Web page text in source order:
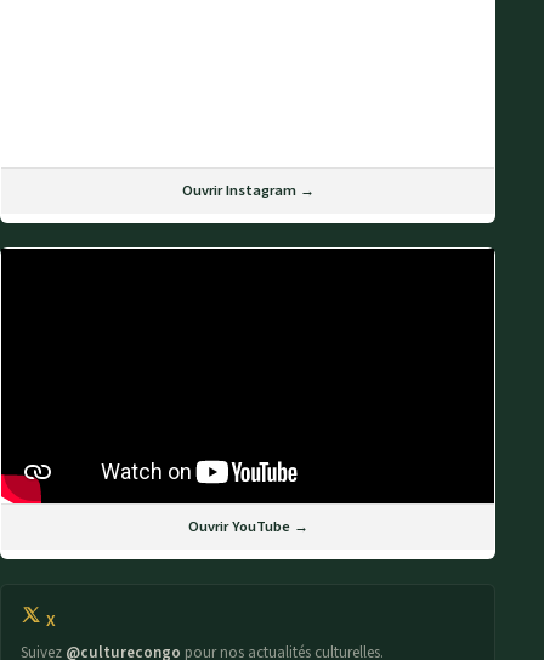
Ouvrir Instagram →
Ouvrir YouTube →
X
Suivez @culturecongo pour nos actualités culturelles.